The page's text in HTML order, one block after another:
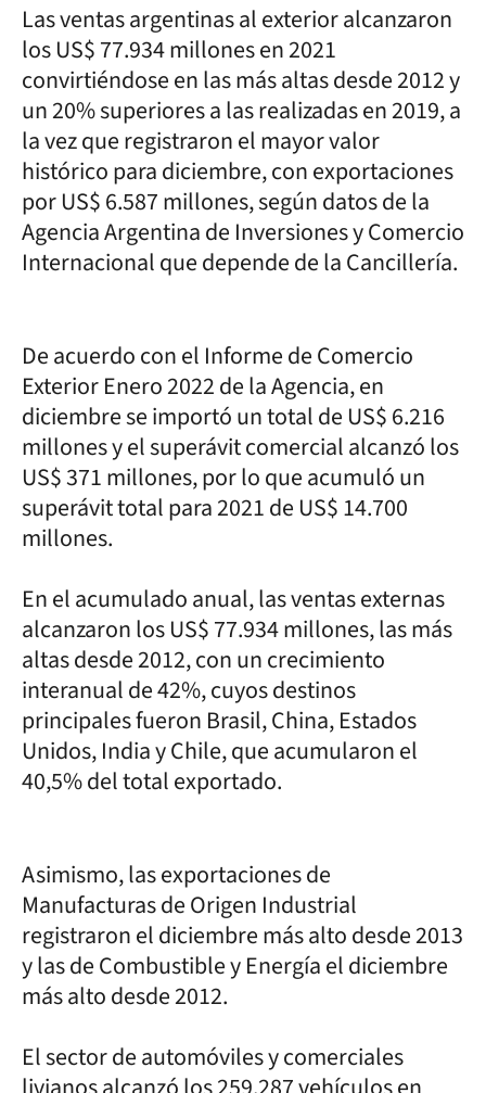
Las ventas argentinas al exterior alcanzaron
los US$ 77.934 millones en 2021
convirtiéndose en las más altas desde 2012 y
un 20% superiores a las realizadas en 2019, a
la vez que registraron el mayor valor
histórico para diciembre, con exportaciones
por US$ 6.587 millones, según datos de la
Agencia Argentina de Inversiones y Comercio
Internacional que depende de la Cancillería.
De acuerdo con el Informe de Comercio
Exterior Enero 2022 de la Agencia, en
diciembre se importó un total de US$ 6.216
millones y el superávit comercial alcanzó los
US$ 371 millones, por lo que acumuló un
superávit total para 2021 de US$ 14.700
millones.
En el acumulado anual, las ventas externas
alcanzaron los US$ 77.934 millones, las más
altas desde 2012, con un crecimiento
interanual de 42%, cuyos destinos
principales fueron Brasil, China, Estados
Unidos, India y Chile, que acumularon el
40,5% del total exportado.
Asimismo, las exportaciones de
Manufacturas de Origen Industrial
registraron el diciembre más alto desde 2013
y las de Combustible y Energía el diciembre
más alto desde 2012.
El sector de automóviles y comerciales